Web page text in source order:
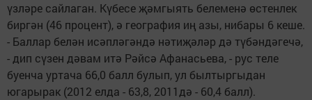
үзләре сайлаган. Күбесе җәмгыять белеменә өстенлек
биргән (46 процент), ә география иң азы, нибары 6 кеше.
- Баллар белән исәпләгәндә нәтиҗәләр дә түбәндәгечә,
- дип сүзен дәвам итә Рәйсә Афанасьева, - рус теле
буенча уртача 66,0 балл булып, ул былтыргыдан
югарырак (2012 елда - 63,8, 2011дә - 60,4 балл).